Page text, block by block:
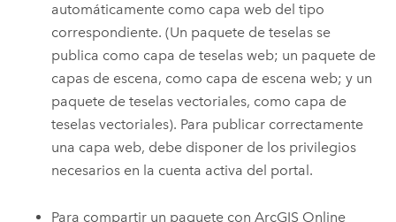
automáticamente como capa web del tipo
correspondiente. (Un paquete de teselas se
publica como capa de teselas web; un paquete de
capas de escena, como capa de escena web; y un
paquete de teselas vectoriales, como capa de
teselas vectoriales). Para publicar correctamente
una capa web, debe disponer de los privilegios
necesarios en la cuenta activa del portal.
Para compartir un paquete conArcGIS Online